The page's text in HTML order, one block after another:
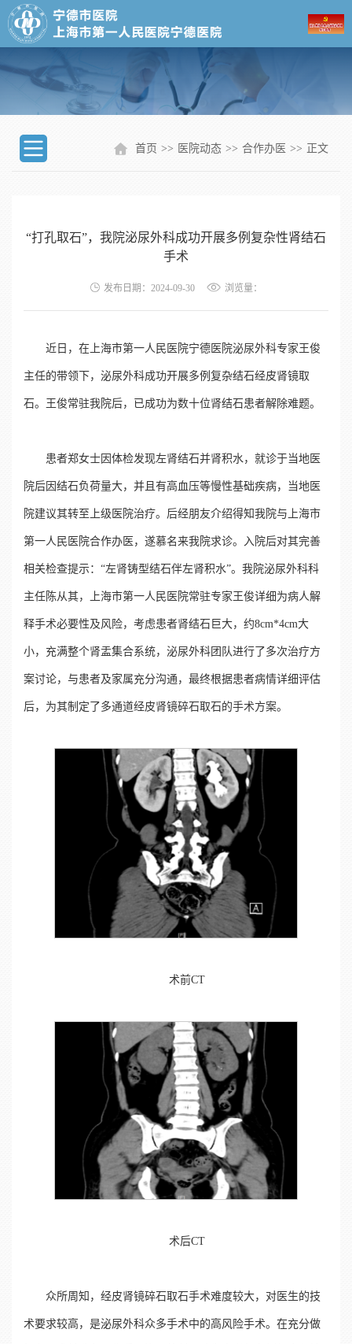
首页 >> 医院动态 >> 合作办医 >> 正文
“打孔取石”，我院泌尿外科成功开展多例复杂性肾结石
手术
发布日期：2024-09-30 浏览量：
近日，在上海市第一人民医院宁德医院泌尿外科专家王俊
主任的带领下，泌尿外科成功开展多例复杂结石经皮肾镜取
石。王俊常驻我院后，已成功为数十位肾结石患者解除难题。
患者郑女士因体检发现左肾结石并肾积水，就诊于当地医
院后因结石负荷量大，并且有高血压等慢性基础疾病，当地医
院建议其转至上级医院治疗。后经朋友介绍得知我院与上海市
第一人民医院合作办医，遂慕名来我院求诊。入院后对其完善
相关检查提示：“左肾铸型结石伴左肾积水”。我院泌尿外科科
主任陈从其，上海市第一人民医院常驻专家王俊详细为病人解
释手术必要性及风险，考虑患者肾结石巨大，约8cm*4cm大
小，充满整个肾盂集合系统，泌尿外科团队进行了多次治疗方
案讨论，与患者及家属充分沟通，最终根据患者病情详细评估
后，为其制定了多通道经皮肾镜碎石取石的手术方案。
术前CT
术后CT
众所周知，经皮肾镜碎石取石手术难度较大，对医生的技
术要求较高，是泌尿外科众多手术中的高风险手术。在充分做